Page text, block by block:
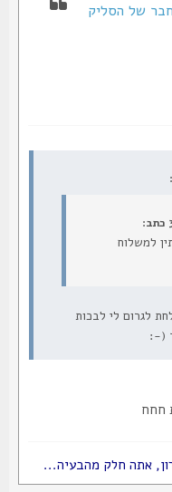
לי לבכות
חלק מהבעיה...